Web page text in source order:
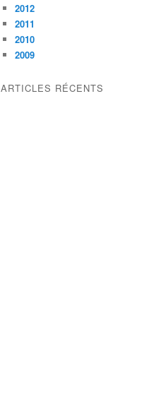
2012
2011
2010
2009
ARTICLES RÉCENTS